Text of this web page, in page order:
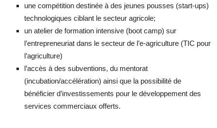
une compétition destinée à des jeunes pousses (start-ups)
technologiques ciblant le secteur agricole;
un atelier de formation intensive (boot camp) sur
l’entrepreneuriat dans le secteur de l’e-agriculture (TIC pour
l’agriculture)
l’accès à des subventions, du mentorat
(incubation/accélération) ainsi que la possibilité de
bénéficier d’investissements pour le développement des
services commerciaux offerts.